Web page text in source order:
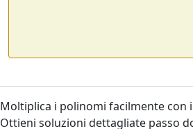
Moltiplica i polinomi facilmente con
Ottieni soluzioni dettagliate passo